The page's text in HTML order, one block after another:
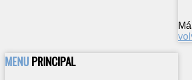
MENUPRINCIPAL